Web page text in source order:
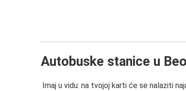
Autobuske stanice u
Imaj u vidu: na tvojoj karti će se nalaziti